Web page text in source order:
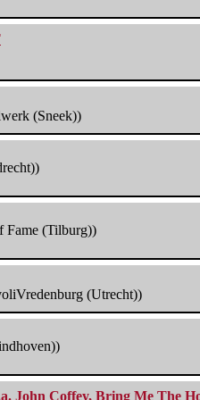
(Sneek))
Fame (Tilburg))
(Utrecht))
John Coffey, Bring Me The